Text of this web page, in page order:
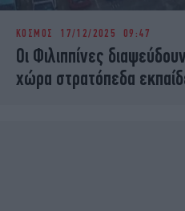
ΚΟΣΜΟΣ 17/12/2025 09:47
Οι Φιλιππίνες
χώρα στρατόπεδα